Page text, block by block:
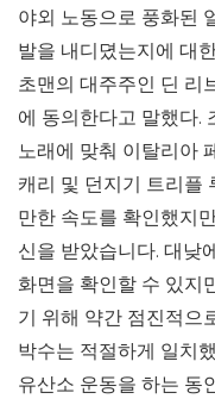
야외 노동으로 풍화된
발을 내디뎠는지에 대
초맨의 대주주인 딘
에 동의한다고 말했다.
노래에 맞춰 이탈리아
캐리 및 던지기 트리플
만한 속도를 확인했지
신을 받았습니다. 대낮
화면을 확인할 수 있지
기 위해 약간 점진적으
박수는 적절하게 일치
유산소 운동을 하는 동